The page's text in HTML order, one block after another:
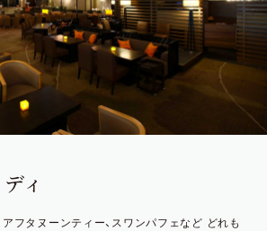
ディ
フタヌーンティー、スワンパフェなど どれも